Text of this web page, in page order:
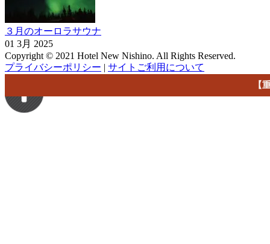
３月のオーロラサウナ
01 3月 2025
Copyright © 2021 Hotel New Nishino. All Rights Reserved.
プライバシーポリシー | サイトご利用について
【